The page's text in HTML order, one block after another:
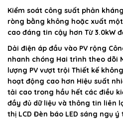
Kiểm soát công suất phản
ròng bằng không hoặc xuất
cao đáng tin cậy hơn Từ 3.0kW
Dải điện áp đầu vào PV rộng
nhanh chóng Hai trình theo dõi
lượng PV vượt trội Thiết kế
hoạt động cao hơn Hiệu suất
tải cao trong hầu hết các điều
đầy đủ dữ liệu và thông tin liên
thị LCD Đèn báo LED sáng ngụ